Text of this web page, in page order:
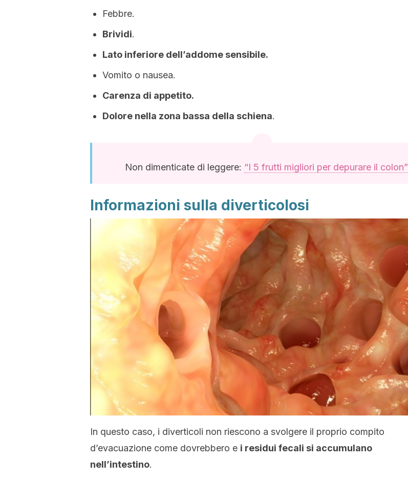
Febbre.
Brividi.
Lato inferiore dell’addome sensibile.
Vomito o nausea.
Carenza di appetito.
Dolore nella zona bassa della schiena.
Non dimenticate di leggere: “I 5 frutti migliori per depurare il colon”
Informazioni sulla diverticolosi
In questo caso, i diverticoli non riescono a svolgere il proprio compito
d’evacuazione come dovrebbero e i residui fecali si accumulano
nell’intestino.